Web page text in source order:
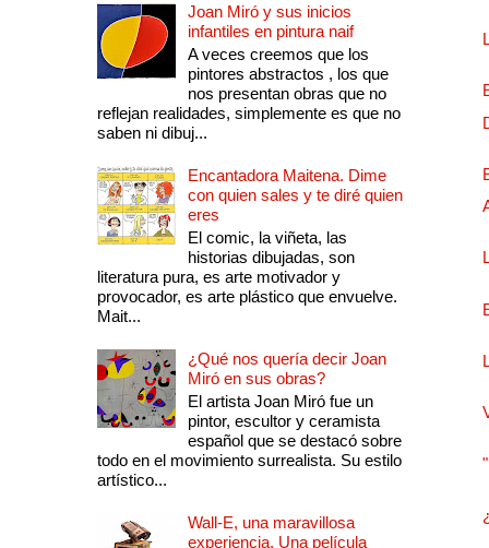
Joan Miró y sus inicios
infantiles en pintura naif
A veces creemos que los
pintores abstractos , los que
nos presentan obras que no
reflejan realidades, simplemente es que no
saben ni dibuj...
Encantadora Maitena. Dime
con quien sales y te diré quien
eres
El comic, la viñeta, las
historias dibujadas, son
literatura pura, es arte motivador y
provocador, es arte plástico que envuelve.
Mait...
¿Qué nos quería decir Joan
Miró en sus obras?
El artista Joan Miró fue un
pintor, escultor y ceramista
español que se destacó sobre
todo en el movimiento surrealista. Su estilo
artístico...
Wall-E, una maravillosa
experiencia. Una película